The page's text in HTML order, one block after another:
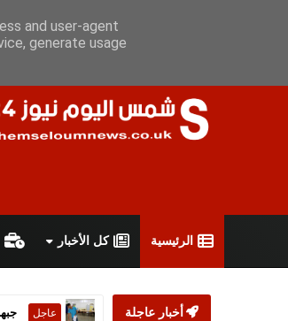
سياسة الخصوصية
الرئيسية كل الأخبار
أخبار عاجلة عاجل
and user-agent
generate usage